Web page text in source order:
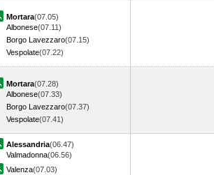
Mortara(07.05)
Albonese(07.11)
Borgo Lavezzaro(07.15)
Vespolate(07.22)
Mortara(07.28)
Albonese(07.33)
Borgo Lavezzaro(07.37)
Vespolate(07.41)
Alessandria(06.47)
Valmadonna(06.56)
Valenza(07.03)